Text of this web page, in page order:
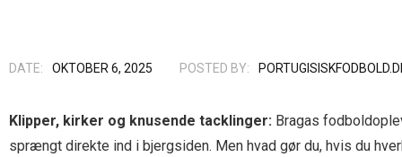
DATE: OKTOBER 6, 2025 POSTED BY:
Klipper, kirker og knusende tacklinger: Bragas
sprængt direkte ind i bjergsiden. Men hvad gør du, hvis du